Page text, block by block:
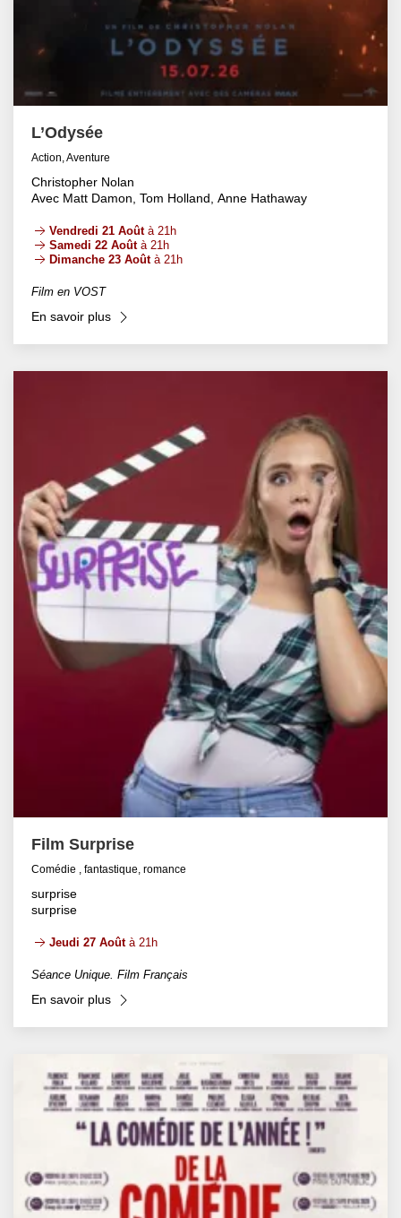
L’Odysée
Action, Aventure
Christopher Nolan
Avec Matt Damon, Tom Holland, Anne Hathaway
Vendredi 21 Aoûtà 21h
Samedi 22 Aoûtà 21h
Dimanche 23 Aoûtà 21h
Film en VOST
En savoir plus
Film Surprise
Comédie , fantastique, romance
surprise
surprise
Jeudi 27 Aoûtà 21h
Séance Unique. Film Français
En savoir plus